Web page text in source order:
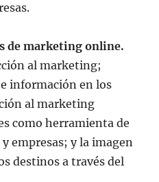
de marketing online.
al marketing;
información en los
al marketing
como herramienta de
empresas; y la imagen
destinos a través del